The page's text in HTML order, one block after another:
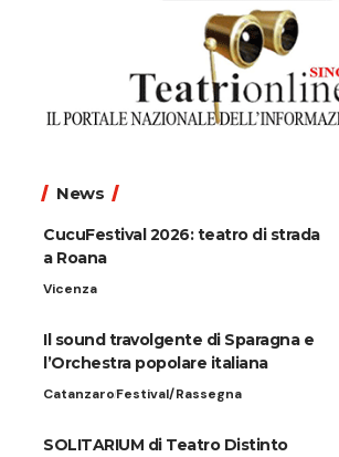
News
CucuFestival 2026: teatro di strada
a Roana
Vicenza
Il sound travolgente di Sparagna e
l’Orchestra popolare italiana
CatanzaroFestival/Rassegna
SOLITARIUM di Teatro Distinto